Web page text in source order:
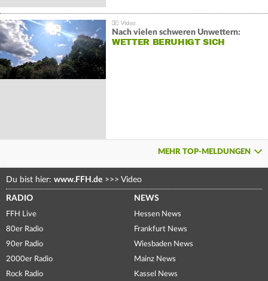
Nach vielen schweren Unwettern:
WETTER BERUHIGT SICH
MEHR TOP-MELDUNGEN
Du bist hier: www.FFH.de >>> Video
RADIO
FFH Live
80er Radio
90er Radio
2000er Radio
Rock Radio
NEWS
Hessen News
Frankfurt News
Wiesbaden News
Mainz News
Kassel News